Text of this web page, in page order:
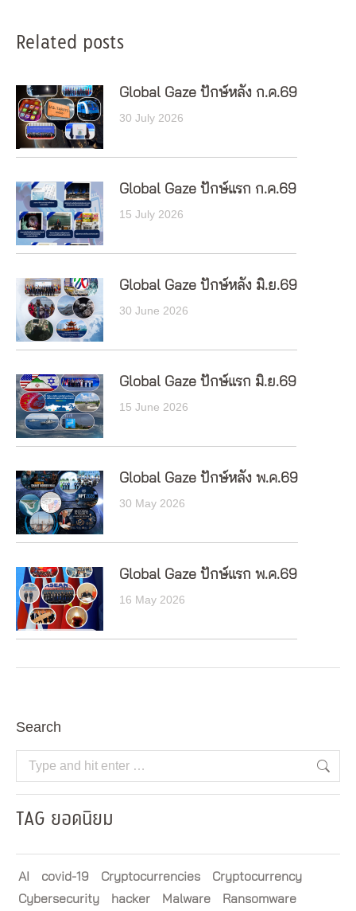
Related posts
Global Gaze ปักษ์หลัง ก.ค.69
30 July 2026
Global Gaze ปักษ์แรก ก.ค.69
15 July 2026
Global Gaze ปักษ์หลัง มิ.ย.69
30 June 2026
Global Gaze ปักษ์แรก มิ.ย.69
15 June 2026
Global Gaze ปักษ์หลัง พ.ค.69
30 May 2026
Global Gaze ปักษ์แรก พ.ค.69
16 May 2026
Search
Search:
TAG ยอดนิยม
AI covid-19 Cryptocurrencies
Cryptocurrency
Cybersecurity
hacker Malware
Ransomware